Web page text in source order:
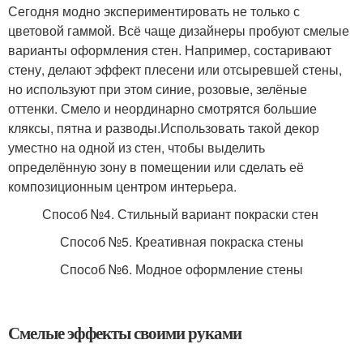
Сегодня модно экспериментировать не только с
цветовой гаммой. Всё чаще дизайнеры пробуют смелые
варианты оформления стен. Например, состаривают
стену, делают эффект плесени или отсыревшей стены,
но используют при этом синие, розовые, зелёные
оттенки. Смело и неординарно смотрятся большие
кляксы, пятна и разводы.Использовать такой декор
уместно на одной из стен, чтобы выделить
определённую зону в помещении или сделать её
композиционным центром интерьера.
Способ №4. Стильный вариант покраски стен
Способ №5. Креативная покраска стены
Способ №6. Модное оформление стены
Смелые эффекты своими руками